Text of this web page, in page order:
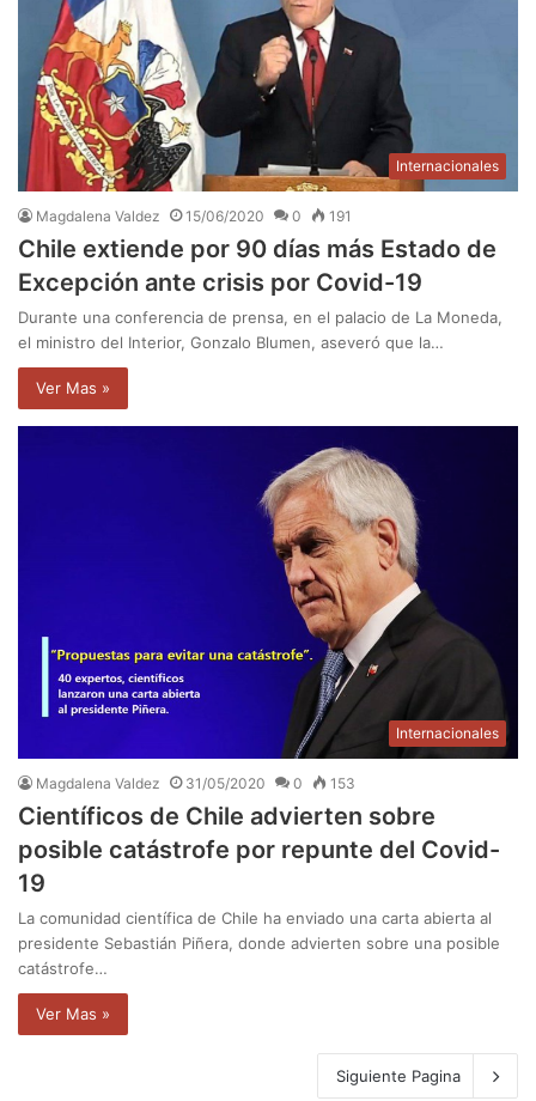
Internacionales
Magdalena Valdez 15/06/2020 0 191
Chile extiende por 90 días más Estado de
Excepción ante crisis por Covid-19
Durante una conferencia de prensa, en el palacio de La Moneda,
el ministro del Interior, Gonzalo Blumen, aseveró que la…
Ver Mas »
Internacionales
Magdalena Valdez 31/05/2020 0 153
Científicos de Chile advierten sobre
posible catástrofe por repunte del Covid-
19
La comunidad científica de Chile ha enviado una carta abierta al
presidente Sebastián Piñera, donde advierten sobre una posible
catástrofe…
Ver Mas »
Siguiente Pagina